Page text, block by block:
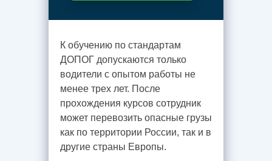
К обучению по стандартам
ДОПОГ допускаются только
водители с опытом работы не
менее трех лет. После
прохождения курсов сотрудник
может перевозить опасные грузы
как по территории России, так и в
другие страны Европы.